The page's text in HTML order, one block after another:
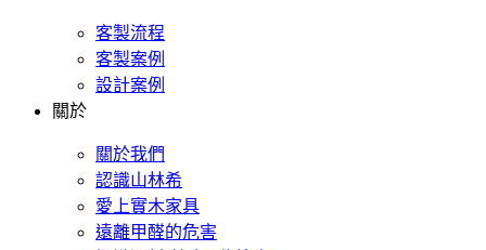
客製流程
客製案例
設計案例
關於
關於我們
認識山林希
愛上實木家具
遠離甲醛的危害